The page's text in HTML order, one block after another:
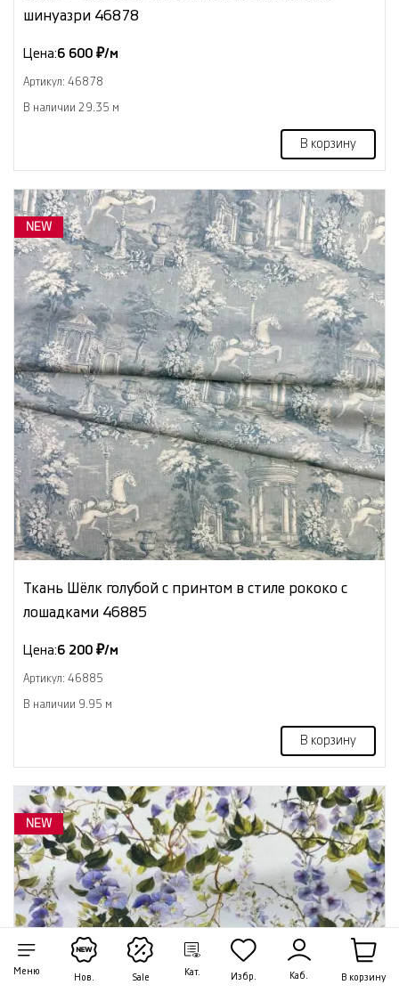
Меню
Нов. Sale
Кат. Избр. Каб. В корзину
шинуазри 46878
Цена:6 600 ₽/м
Артикул: 46878
В наличии 29.35 м
В корзину
NEW
Ткань Шёлк голубой с принтом в стиле рококо с
лошадками 46885
Цена:6 200 ₽/м
Артикул: 46885
В наличии 9.95 м
В корзину
NEW